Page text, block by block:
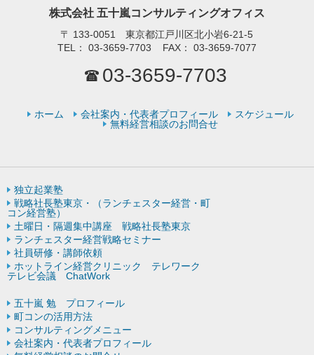
株式会社 五十嵐コンサルティングオフィス
〒 133-0051 東京都江戸川区北小岩6-21-5
TEL：
03-3659-7703 FAX： 03-3659-7077
03-3659-7703
ホーム 会社案内・代表者プロフィール
スケジュール
無料経営相談のお問合せ
独立起業塾
戦略社長塾東京・（ランチェスター経営・町
コン経営塾）
土曜日・隔週集中講座 戦略社長塾東京
ランチェスター経営戦略セミナー
社員研修・講師依頼
ホットライン経営クリニック テレワーク
テレビ会議 ChatWork
五十嵐 勉 プロフィール
町コンの活用方法
コンサルティングメニュー
会社案内・代表者プロフィール